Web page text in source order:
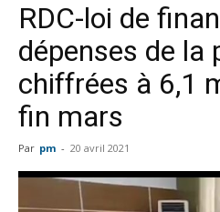
RDC-loi de
dépenses de la
chiffrées à 6,1
fin mars
Par pm - 20 avril 2021